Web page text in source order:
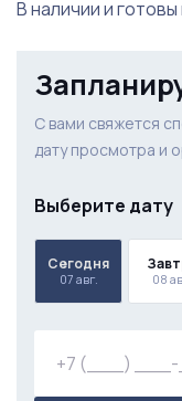
В наличии и
С вами свяжется
дату просмотра и
Выберите дату
Сегодня
07 авг. 08